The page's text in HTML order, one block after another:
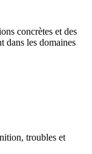
concrètes et des
dans les domaines
troubles et